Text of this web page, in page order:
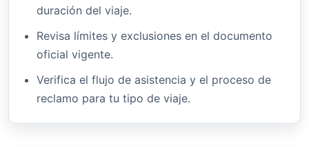
duración del viaje.
Revisa límites y exclusiones en el documento
oficial vigente.
Verifica el flujo de asistencia y el proceso de
reclamo para tu tipo de viaje.